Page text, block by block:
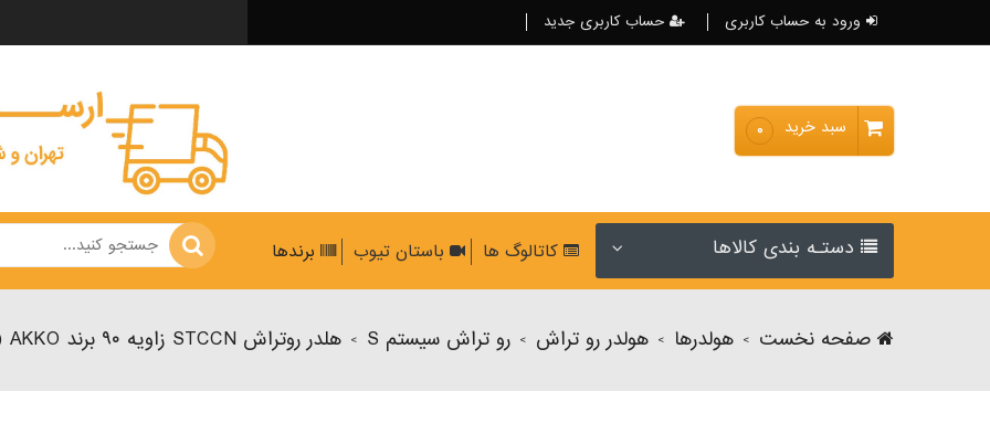
ورود به حساب کاربری حساب کاربری جدید
سبد خرید ۰
دستـه بندی کالاها کاتالوگ ها باستان تیوب برندها
صفحه نخست > هولدرها > هولدر رو تراش > رو تراش سیستم S > هلدر روتراش STCCN زاویه ۹۰ برند AKKO (آکو) ( در ۶ سایز مختلف)